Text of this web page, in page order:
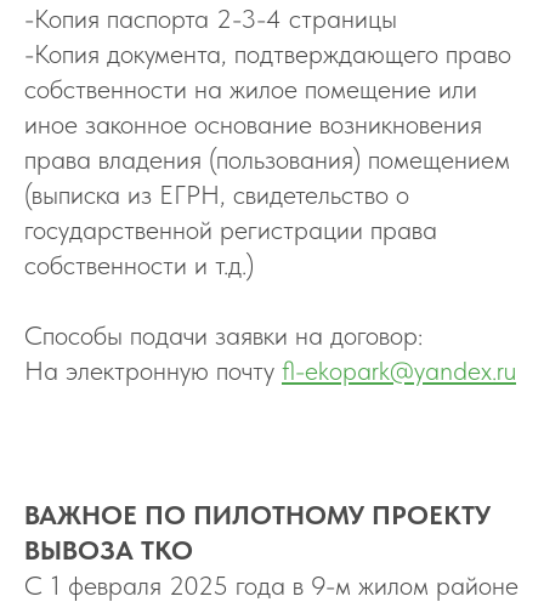
-Копия паспорта 2-3-4 страницы
-Копия документа, подтверждающего право
собственности на жилое помещение или
иное законное основание возникновения
права владения (пользования) помещением
(выписка из ЕГРН, свидетельство о
государственной регистрации права
собственности и т.д.)
Способы подачи заявки на договор:
На электронную почту fl-ekopark@yandex.ru
ВАЖНОЕ ПО ПИЛОТНОМУ ПРОЕКТУ
ВЫВОЗА ТКО
С 1 февраля 2025 года в 9-м жилом районе